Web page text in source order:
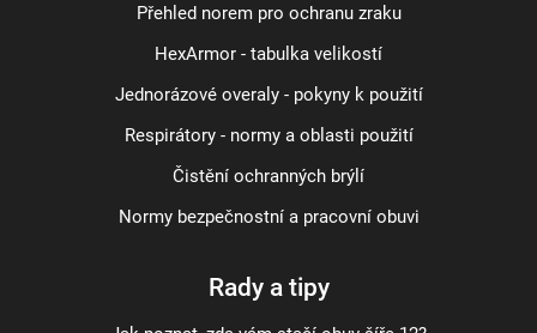
Přehled norem pro ochranu zraku
HexArmor - tabulka velikostí
Jednorázové overaly - pokyny k použití
Respirátory - normy a oblasti použití
Čistění ochranných brýlí
Normy bezpečnostní a pracovní obuvi
Rady a tipy